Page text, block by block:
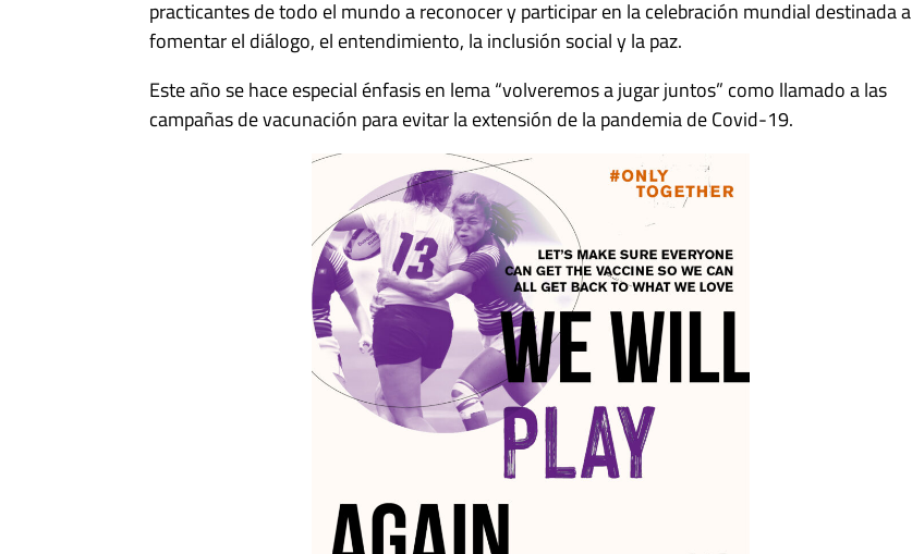
practicantes de todo el mundo a reconocer y participar en la celebración mundial destinada a
fomentar el diálogo, el entendimiento, la inclusión social y la paz.
Este año se hace especial énfasis en lema “volveremos a jugar juntos” como llamado a las
campañas de vacunación para evitar la extensión de la pandemia de Covid-19.